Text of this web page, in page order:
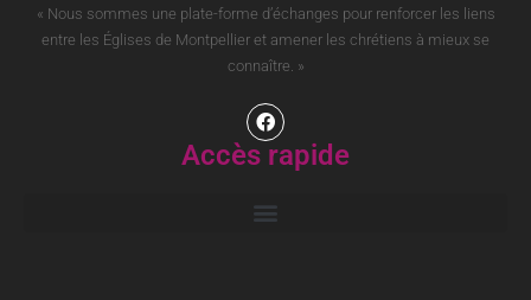
« Nous sommes une plate-forme d’échanges pour renforcer les liens
entre les Églises de Montpellier et amener les chrétiens à mieux se
connaître. »
Accès rapide